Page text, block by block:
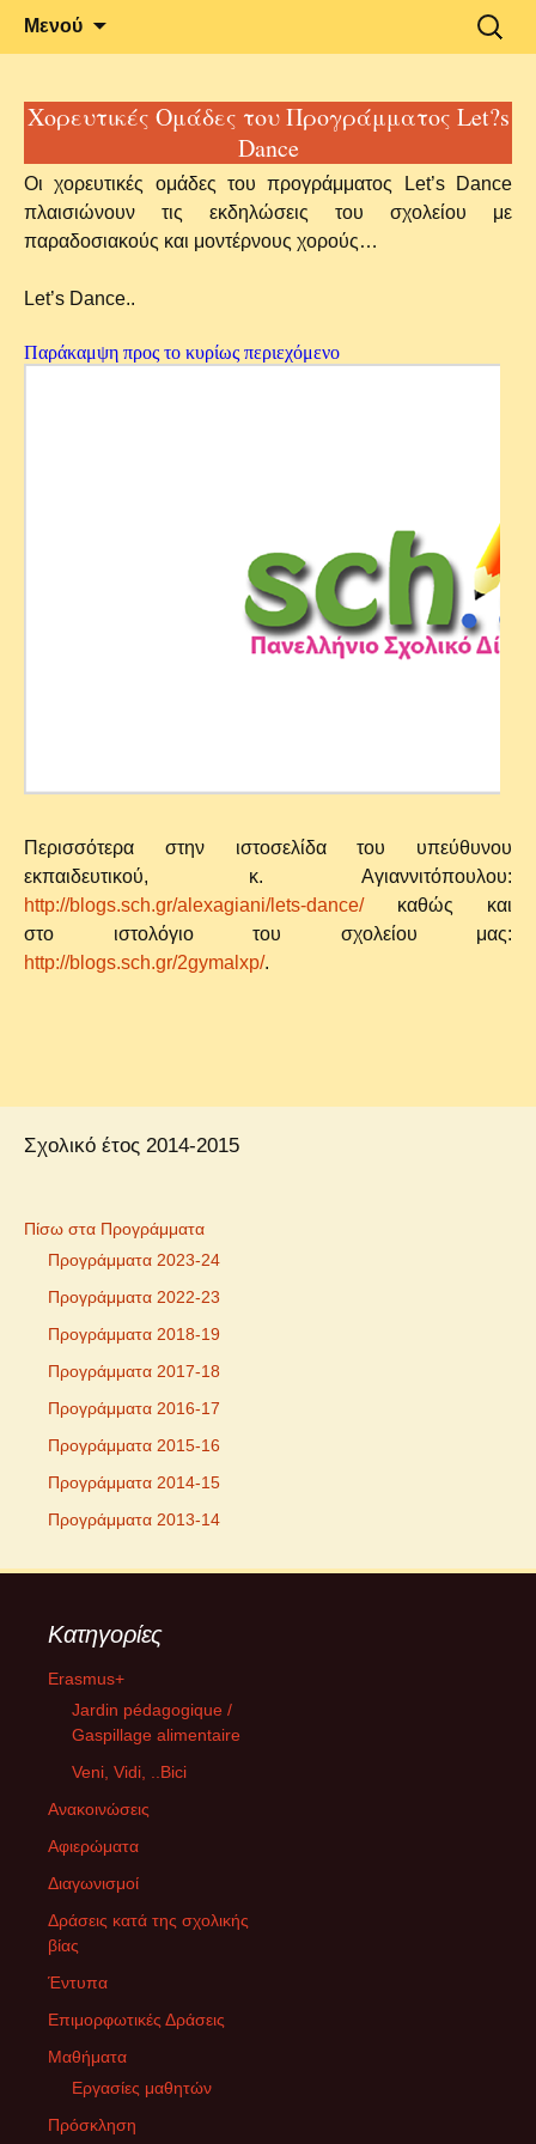
2o Γυμνάσιο
Αλεξανδρούπολης
Δραστηριότητες και Ανακοινώσεις του
2ου Γυμνασίου Αλεξανδρούπολης
Μενού
για:
Χορευτικές Ομάδες του Προγράμματος Let?s
Dance
Οι χορευτικές ομάδες του προγράμματος Let’s Dance
πλαισιώνουν τις εκδηλώσεις του σχολείου με
παραδοσιακούς και μοντέρνους χορούς…
Let’s Dance..
Περισσότερα στην ιστοσελίδα του υπεύθυνου
εκπαιδευτικού, κ. Αγιαννιτόπουλου:
http://blogs.sch.gr/alexagiani/lets-dance/καθώς και
στο ιστολόγιο του σχολείου μας:
http://blogs.sch.gr/2gymalxp/.
Σχολικό έτος 2014-2015
Πίσω στα Προγράμματα
Προγράμματα 2023-24
Προγράμματα 2022-23
Προγράμματα 2018-19
Προγράμματα 2017-18
Προγράμματα 2016-17
Προγράμματα 2015-16
Προγράμματα 2014-15
Προγράμματα 2013-14
Kατηγορίες
Erasmus+
Jardin pédagogique /
Gaspillage alimentaire
Veni, Vidi, ..Bici
Ανακοινώσεις
Αφιερώματα
Διαγωνισμοί
Δράσεις κατά της σχολικής
βίας
Έντυπα
Επιμορφωτικές Δράσεις
Μαθήματα
Εργασίες μαθητών
Πρόσκληση